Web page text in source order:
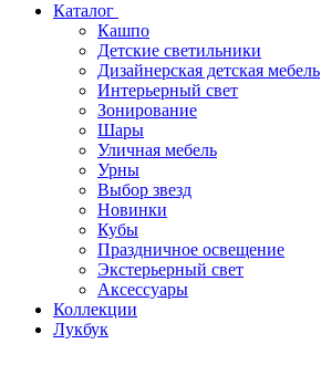
Каталог
Кашпо
Детские светильники
Дизайнерская детская мебель
Интерьерный свет
Зонирование
Шары
Уличная мебель
Урны
Выбор звезд
Новинки
Кубы
Праздничное освещение
Экстерьерный свет
Аксессуары
Коллекции
Лукбук